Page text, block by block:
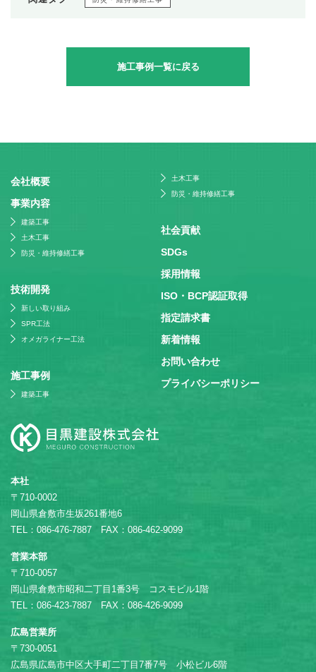
施工事例一覧に戻る
本社
〒710-0002
岡山県倉敷市生坂261番地6
TEL：086-476-7887 FAX：086-462-9099
営業本部
〒710-0057
岡山県倉敷市昭和二丁目1番3号 コスモビル1階
TEL：086-423-7887 FAX：086-426-9099
広島営業所
〒730-0051
広島県広島市中区大手町二丁目7番7号 小松ビル6階
会社概要
事業内容
建築工事
土木工事
防災・維持修繕工事
技術開発
新しい取り組み
SPR工法
オメガライナー工法
施⼯事例
建築工事
土木工事
防災・維持修繕工事
社会貢献
SDGs
採⽤情報
ISO・BCP認証取得
指定請求書
新着情報
お問い合わせ
プライバシーポリシー